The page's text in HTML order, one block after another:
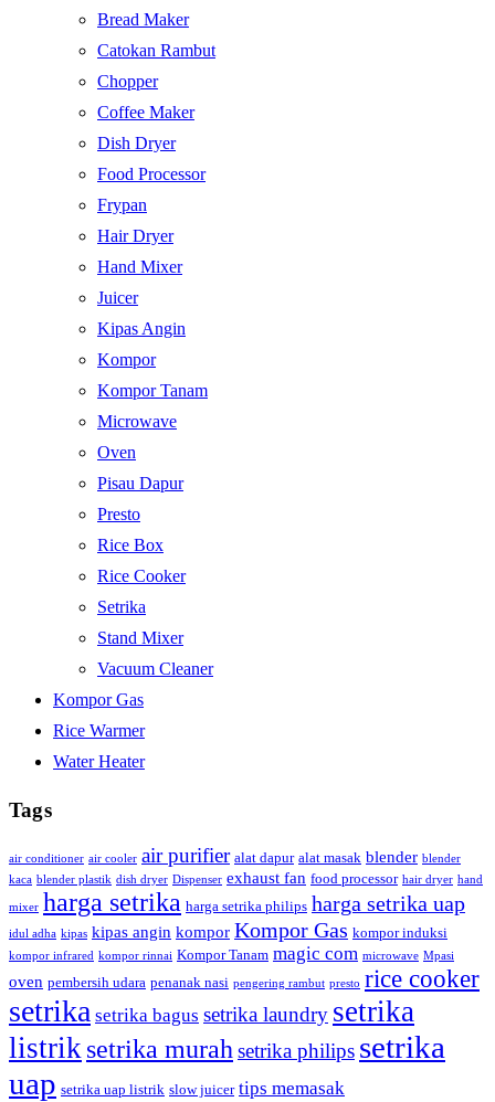
Bread Maker
Catokan Rambut
Chopper
Coffee Maker
Dish Dryer
Food Processor
Frypan
Hair Dryer
Hand Mixer
Juicer
Kipas Angin
Kompor
Kompor Tanam
Microwave
Oven
Pisau Dapur
Presto
Rice Box
Rice Cooker
Setrika
Stand Mixer
Vacuum Cleaner
Kompor Gas
Rice Warmer
Water Heater
Tags
air conditioner air cooler air purifier alat dapur alat masak blender blender
kaca blender plastik dish dryer Dispenser exhaust fan food processor hair dryer hand
mixer harga setrika harga setrika philips harga setrika uap
idul adha kipas kipas angin kompor Kompor Gas kompor induksi
kompor infrared kompor rinnai Kompor Tanam magic com microwave Mpasi
oven pembersih udara penanak nasi pengering rambut presto rice cooker
setrika setrika bagus setrika laundry setrika
listrik setrika murah setrika philips setrika
uap setrika uap listrik slow juicer tips memasak